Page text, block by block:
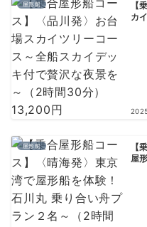
屋形船
【
カ
屋形船
【
屋